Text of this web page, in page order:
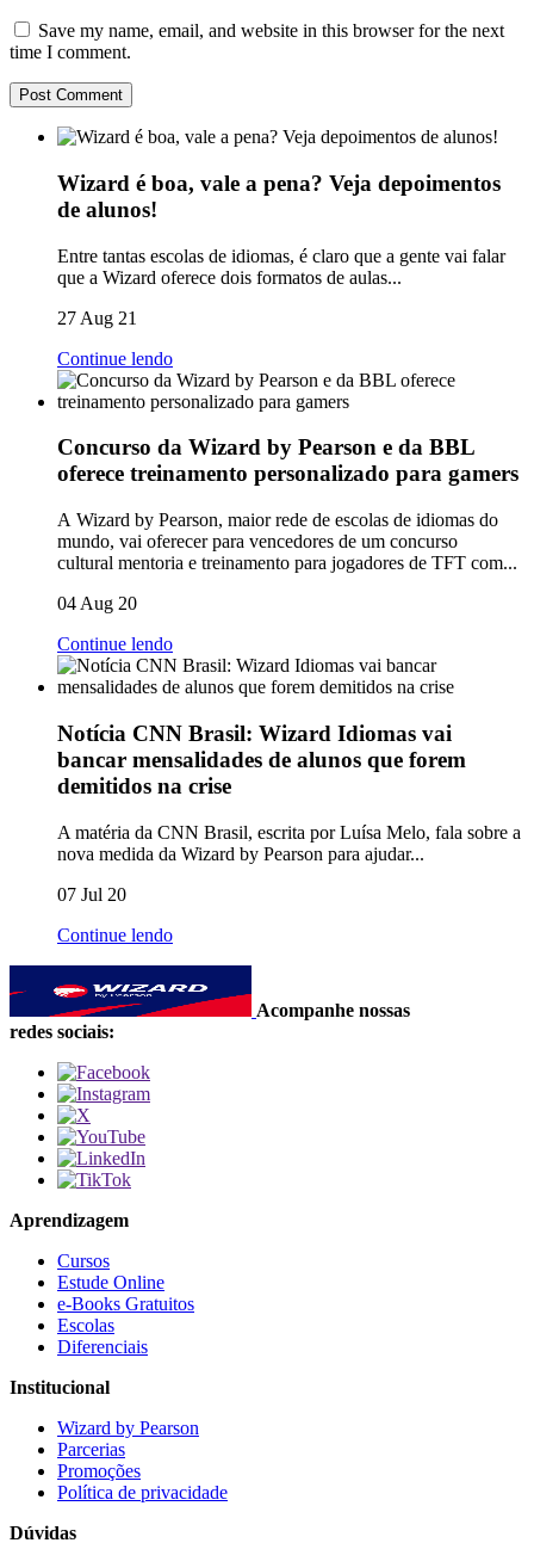
Save my name, email, and website in this browser for the next
time I comment.
Wizard é boa, vale a pena? Veja depoimentos
de alunos!
Entre tantas escolas de idiomas, é claro que a gente vai falar
que a Wizard oferece dois formatos de aulas...
27 Aug 21
Continue lendo
Concurso da Wizard by Pearson e da BBL
oferece treinamento personalizado para gamers
A Wizard by Pearson, maior rede de escolas de idiomas do
mundo, vai oferecer para vencedores de um concurso
cultural mentoria e treinamento para jogadores de TFT com...
04 Aug 20
Continue lendo
Notícia CNN Brasil: Wizard Idiomas vai
bancar mensalidades de alunos que forem
demitidos na crise
A matéria da CNN Brasil, escrita por Luísa Melo, fala sobre a
nova medida da Wizard by Pearson para ajudar...
07 Jul 20
Continue lendo
Acompanhe nossas
redes sociais:
Aprendizagem
Cursos
Estude Online
e-Books Gratuitos
Escolas
Diferenciais
Institucional
Wizard by Pearson
Parcerias
Promoções
Política de privacidade
Dúvidas